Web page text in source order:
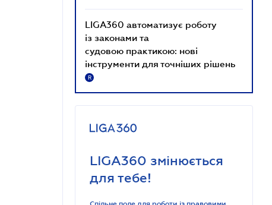
LIGA360 автоматизує роботу
із законами та
судовою практикою: нові
інструменти для точніших рішень
R
LIGA360 змінюється
для тебе!